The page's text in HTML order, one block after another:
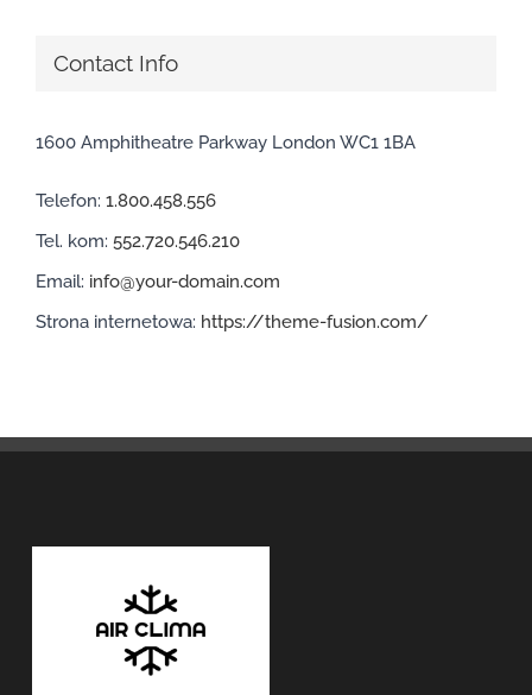
Contact Info
1600 Amphitheatre Parkway London WC1 1BA
Telefon: 1.800.458.556
Tel. kom: 552.720.546.210
Email: info@your-domain.com
Strona internetowa: https://theme-fusion.com/